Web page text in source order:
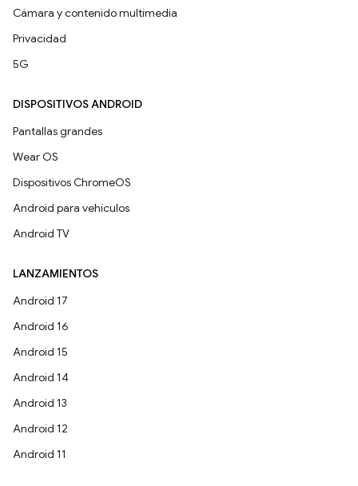
Cámara y contenido multimedia
Privacidad
5G
DISPOSITIVOS ANDROID
Pantallas grandes
Wear OS
Dispositivos ChromeOS
Android para vehículos
Android TV
LANZAMIENTOS
Android 17
Android 16
Android 15
Android 14
Android 13
Android 12
Android 11